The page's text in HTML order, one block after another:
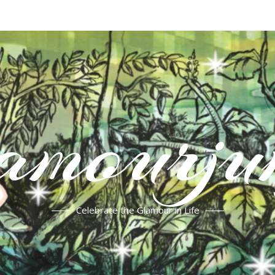
Celebrate the Glamour in Life